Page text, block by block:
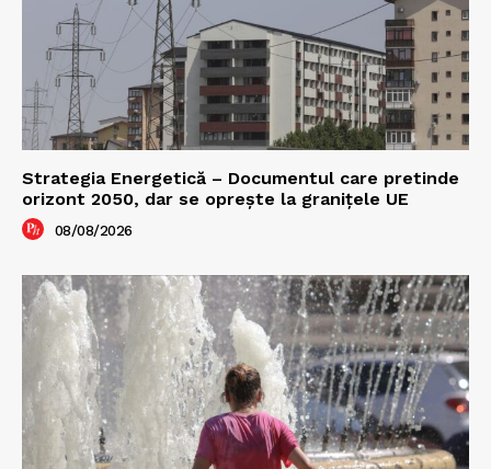
Strategia Energetică – Documentul care pretinde
orizont 2050, dar se oprește la granițele UE
08/08/2026